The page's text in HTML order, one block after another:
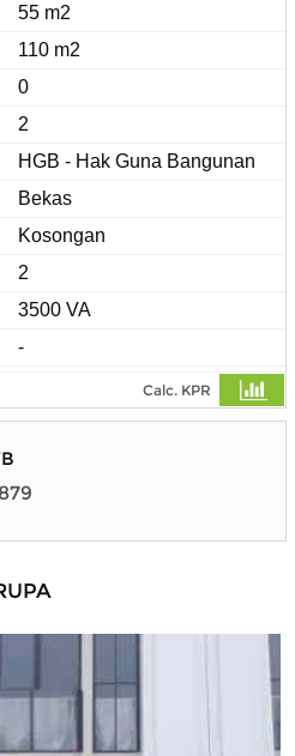
55 m2
110 m2
0
2
HGB - Hak Guna Bangunan
Bekas
Kosongan
2
3500 VA
-
Calc. KPR